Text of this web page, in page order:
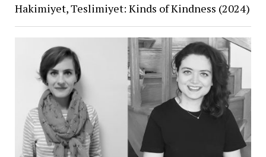
Hakimiyet, Teslimiyet: Kinds of Kindness (2024)